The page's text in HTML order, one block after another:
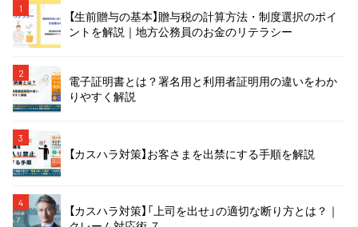
1
【生前贈与の基本】贈与税の計算方法・制度選択のポイ
ントを解説｜地方公務員のお金のリテラシー
2
電子証明書とは？署名用と利用者証明用の違いをわか
りやすく解説
3
【カスハラ対策】お客さまを出禁にする手順を解説
4
【カスハラ対策】「上司を出せ」の適切な断り方とは？｜